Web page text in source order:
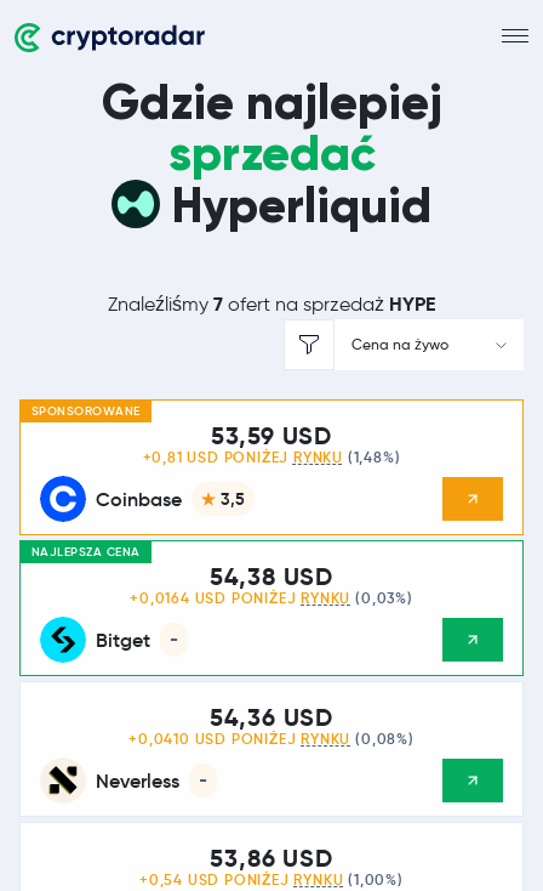
Gdzie najlepiej
sprzedać
Hyperliquid
Znaleźliśmy 7 ofert na sprzedaż HYPE
Cena na żywo
SPONSOROWANE
Coinbase 3,5
53,59 USD
+0,81 USD PONIŻEJ RYNKU (1,48%)
NAJLEPSZA CENA
Bitget -
54,38 USD
+0,0164 USD PONIŻEJ RYNKU (0,03%)
Neverless -
54,36 USD
+0,0410 USD PONIŻEJ RYNKU (0,08%)
53,86 USD
+0,54 USD PONIŻEJ RYNKU (1,00%)